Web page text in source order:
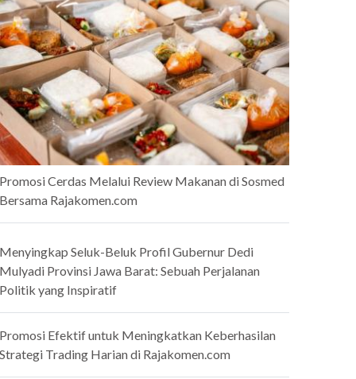
Cerdas Melalui Review Makanan di Sosmed
Rajakomen.com
Seluk-Beluk Profil Gubernur Dedi
Provinsi Jawa Barat: Sebuah Perjalanan
yang Inspiratif
Efektif untuk Meningkatkan Keberhasilan
Trading Harian di Rajakomen.com